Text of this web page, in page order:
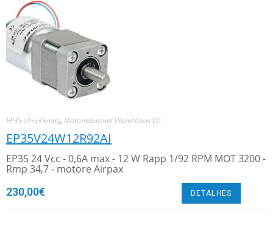
EP35 (35x35mm), Motorredutores Planetários DC
EP35V24W12R92AI
EP35 24 Vcc - 0,6A max - 12 W Rapp 1/92 RPM MOT 3200 -
Rmp 34,7 - motore Airpax
230,00€ DETALHES